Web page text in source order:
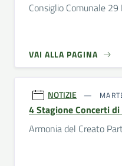
Consiglio Comunale
VAI ALLA PAGINA
NOTIZIE
4 Stagione Concerti di
Armonia del Creato